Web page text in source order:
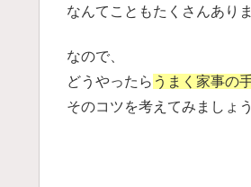
なんてこともたくさんありま
なので、
どうやったら うまく家事の
そのコツを考えてみましょう